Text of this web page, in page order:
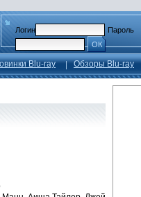
Логин
Пароль
ОК
Blu-ray Обзоры Blu-ray